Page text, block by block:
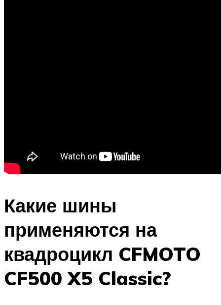
Какие шины
применяются на
квадроцикл CFMOTO
CF500 X5 Classic?